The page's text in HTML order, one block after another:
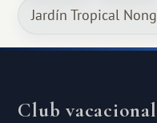
Jardín Tropical
Club